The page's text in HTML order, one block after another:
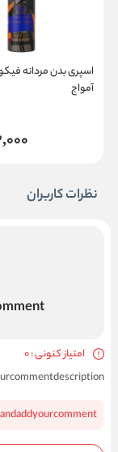
اسپری بدن
آمواج
نظرات کاربران
امتیاز کنونی : 0